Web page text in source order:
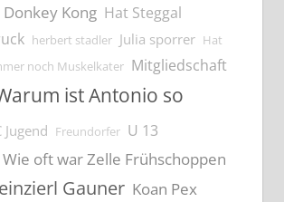
Kong Hat Steggal
herbert stadler Julia sporrer Hat
noch Muskelkater Mitgliedschaft
ist Antonio so
Jugend Freundorfer U 13
Wie oft war Zelle Frühschoppen
Gauner Koan Pex